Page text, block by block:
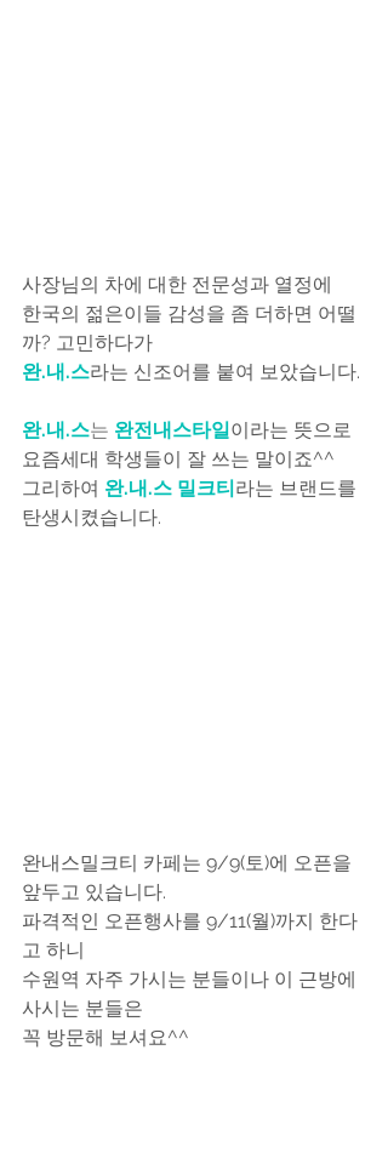
사장님의 차에 대한 전문성과 열정에
한국의 젊은이들 감성을 좀 더하면 어떨
까? 고민하다가
완.내.스라는 신조어를 붙여 보았습니다.
완.내.스는 완전내스타일이라는 뜻으로
요즘세대 학생들이 잘 쓰는 말이죠^^
그리하여 완.내.스 밀크티라는 브랜드를
탄생시켰습니다.
완내스밀크티 카페는 9/9(토)에 오픈을
앞두고 있습니다.
파격적인 오픈행사를 9/11(월)까지 한다
고 하니
수원역 자주 가시는 분들이나 이 근방에
사시는 분들은
꼭 방문해 보셔요^^